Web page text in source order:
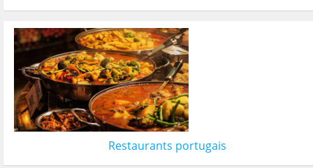
Restaurants portugais